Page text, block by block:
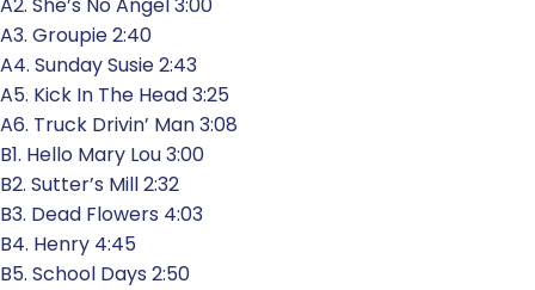
A2. She’s No Angel 3:00
A3. Groupie 2:40
A4. Sunday Susie 2:43
A5. Kick In The Head 3:25
A6. Truck Drivin’ Man 3:08
B1. Hello Mary Lou 3:00
B2. Sutter’s Mill 2:32
B3. Dead Flowers 4:03
B4. Henry 4:45
B5. School Days 2:50